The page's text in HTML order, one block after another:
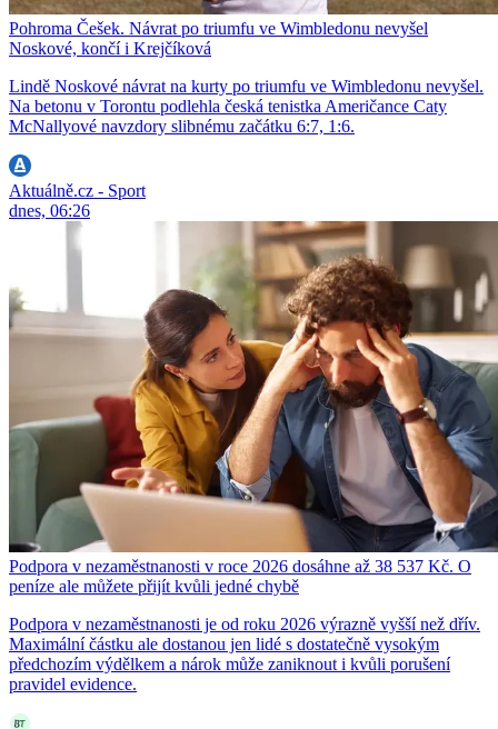
Pohroma Češek. Návrat po triumfu ve Wimbledonu nevyšel
Noskové, končí i Krejčíková
Lindě Noskové návrat na kurty po triumfu ve Wimbledonu nevyšel.
Na betonu v Torontu podlehla česká tenistka Američance Caty
McNallyové navzdory slibnému začátku 6:7, 1:6.
Aktuálně.cz - Sport
dnes, 06:26
Podpora v nezaměstnanosti v roce 2026 dosáhne až 38 537 Kč. O
peníze ale můžete přijít kvůli jedné chybě
Podpora v nezaměstnanosti je od roku 2026 výrazně vyšší než dřív.
Maximální částku ale dostanou jen lidé s dostatečně vysokým
předchozím výdělkem a nárok může zaniknout i kvůli porušení
pravidel evidence.